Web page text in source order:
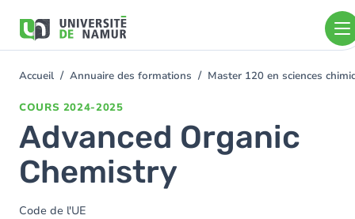
contenu
You
Accueil Annuaire des formations Master 120 en sciences
COURS 2024-2025
Advanced Organic
Chemistry
Code de l'UE